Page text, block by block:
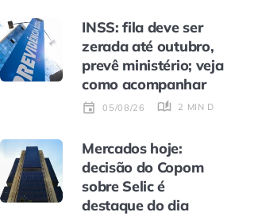
INSS: fila deve ser
zerada até outubro,
prevê ministério; veja
como acompanhar
05/08/26 2 MIN DE LEITURA
Mercados hoje:
decisão do Copom
sobre Selic é
destaque do dia